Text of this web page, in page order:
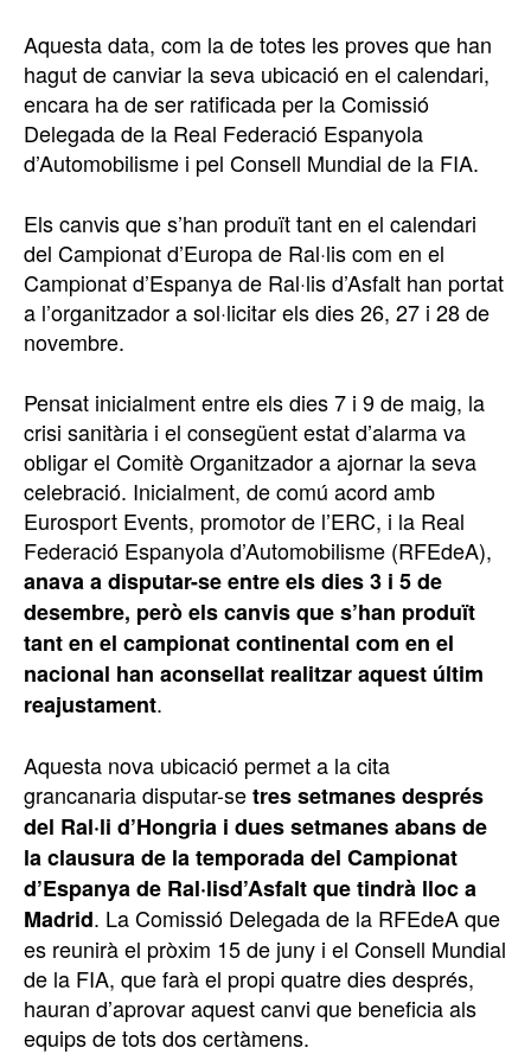
Aquesta data, com la de totes les proves que han
hagut de canviar la seva ubicació en el calendari,
encara ha de ser ratificada per la Comissió
Delegada de la Real Federació Espanyola
d’Automobilisme i pel Consell Mundial de la FIA.
Els canvis que s’han produït tant en el calendari
del Campionat d’Europa de Ral·lis com en el
Campionat d’Espanya de Ral·lis d’Asfalt han portat
a l’organitzador a sol·licitar els dies 26, 27 i 28 de
novembre.
Pensat inicialment entre els dies 7 i 9 de maig, la
crisi sanitària i el consegüent estat d’alarma va
obligar el Comitè Organitzador a ajornar la seva
celebració. Inicialment, de comú acord amb
Eurosport Events, promotor de l’ERC, i la Real
Federació Espanyola d’Automobilisme (RFEdeA),
anava a disputar-se entre els dies 3 i 5 de
desembre, però els canvis que s’han produït
tant en el campionat continental com en el
nacional han aconsellat realitzar aquest últim
reajustament.
Aquesta nova ubicació permet a la cita
grancanaria disputar-setres setmanes després
del Ral·li d’Hongria i dues setmanes abans de
la clausura de la temporada del Campionat
d’Espanya de Ral·lisd’Asfalt que tindrà lloc a
Madrid. La Comissió Delegada de la RFEdeA que
es reunirà el pròxim 15 de juny i el Consell Mundial
de la FIA, que farà el propi quatre dies després,
hauran d’aprovar aquest canvi que beneficia als
equips de tots dos certàmens.